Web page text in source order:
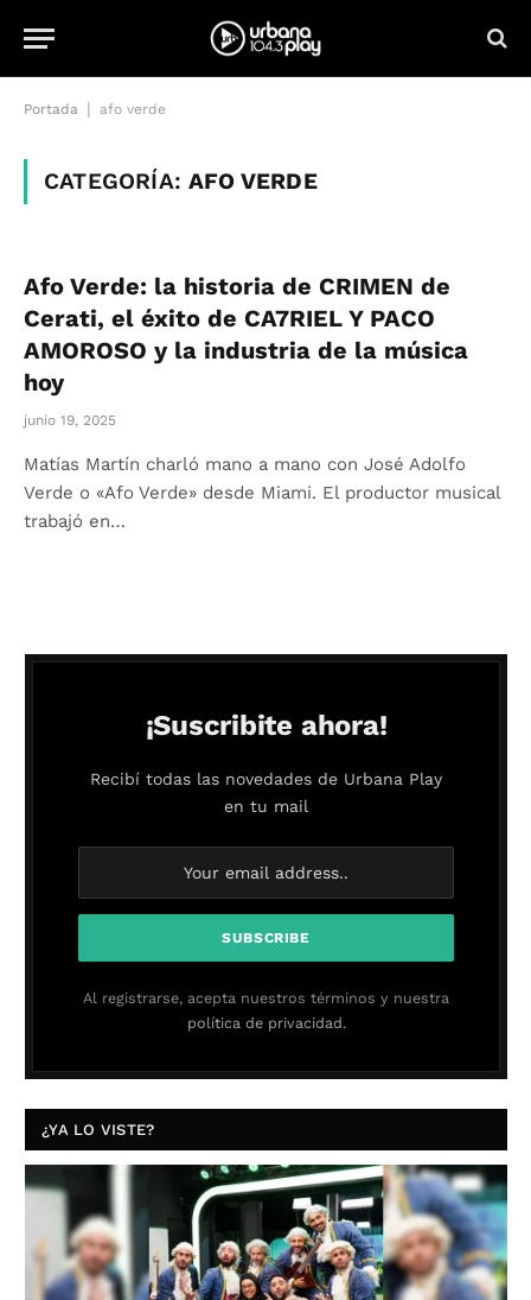
Portada afo verde
CATEGORÍA:AFO VERDE
Afo Verde: la historia de CRIMEN de
Cerati, el éxito de CA7RIEL Y PACO
AMOROSO y la industria de la música
hoy
junio 19, 2025
Matías Martín charló mano a mano con José Adolfo
Verde o «Afo Verde» desde Miami. El productor musical
trabajó en…
¡Suscribite ahora!
Recibí todas las novedades de Urbana Play
en tu mail
Al registrarse, acepta nuestros términos y nuestra
política de privacidad.
¿YA LO VISTE?